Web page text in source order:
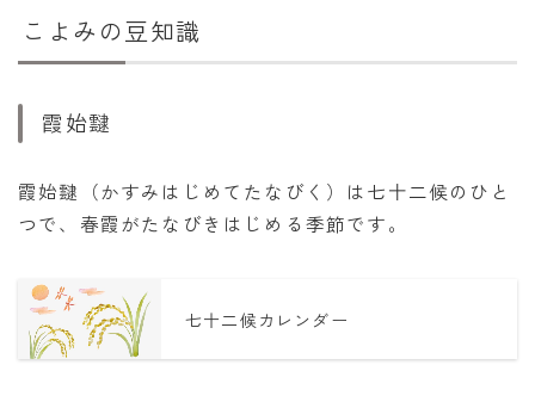
こよみの豆知識
霞始靆
霞始靆（かすみはじめてたなびく）は七十二候のひと
つで、春霞がたなびきはじめる季節です。
七十二候カレンダー